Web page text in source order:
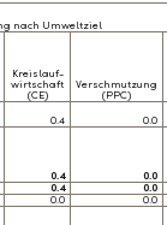
nach Umweltziel
Kreislauf-
wirtschaft
(CE)
Verschmutzung
(PPC)
0.4 0.0
0.4 0.0
0.4 0.0
0.0 0.0